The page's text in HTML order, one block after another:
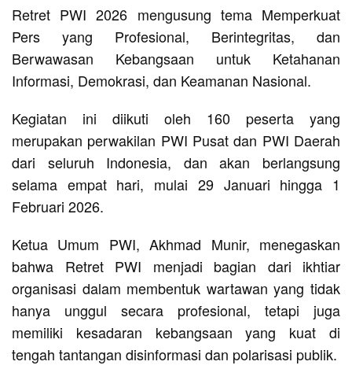
Retret PWI 2026 mengusung tema Memperkuat
Pers yang Profesional, Berintegritas, dan
Berwawasan Kebangsaan untuk Ketahanan
Informasi, Demokrasi, dan Keamanan Nasional.
Kegiatan ini diikuti oleh 160 peserta yang
merupakan perwakilan PWI Pusat dan PWI Daerah
dari seluruh Indonesia, dan akan berlangsung
selama empat hari, mulai 29 Januari hingga 1
Februari 2026.
Ketua Umum PWI, Akhmad Munir, menegaskan
bahwa Retret PWI menjadi bagian dari ikhtiar
organisasi dalam membentuk wartawan yang tidak
hanya unggul secara profesional, tetapi juga
memiliki kesadaran kebangsaan yang kuat di
tengah tantangan disinformasi dan polarisasi publik.